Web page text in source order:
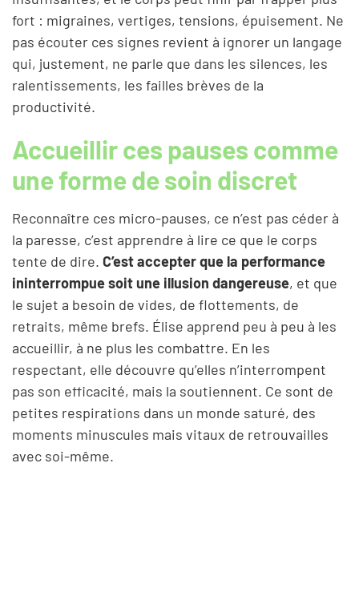
fort : migraines, vertiges, tensions, épuisement. Ne
pas écouter ces signes revient à ignorer un langage
qui, justement, ne parle que dans les silences, les
ralentissements, les failles brèves de la
productivité.
Accueillir ces pauses comme
une forme de soin discret
Reconnaître ces micro-pauses, ce n’est pas céder à
la paresse, c’est apprendre à lire ce que le corps
tente de dire. C’est accepter que la performance
ininterrompue soit une illusion dangereuse, et que
le sujet a besoin de vides, de flottements, de
retraits, même brefs. Élise apprend peu à peu à les
accueillir, à ne plus les combattre. En les
respectant, elle découvre qu’elles n’interrompent
pas son efficacité, mais la soutiennent. Ce sont de
petites respirations dans un monde saturé, des
moments minuscules mais vitaux de retrouvailles
avec soi-même.